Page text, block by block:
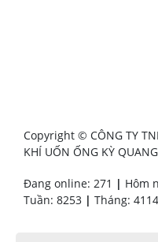
Copyright © CÔNG TY
KHÍ UỐN ỐNG KỲ
Đang online: 271 | Hôm
Tuần: 8253 | Tháng: